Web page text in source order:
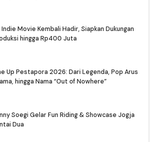
Indie Movie Kembali Hadir, Siapkan Dukungan
hingga Rp400 Juta
Up Pestapora 2026: Dari Legenda, Pop Arus
hingga Nama “Out of Nowhere”
Soegi Gelar Fun Riding & Showcase Jogja
Dua